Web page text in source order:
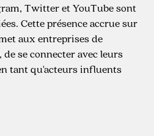
Twitter et YouTube sont
Cette présence accrue sur
aux entreprises de
se connecter avec leurs
tant qu'acteurs influents